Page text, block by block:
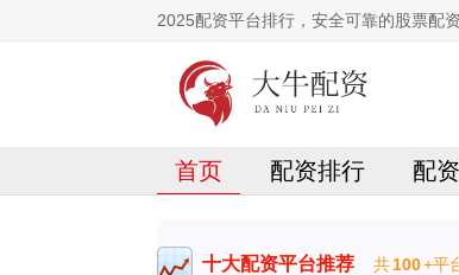
2025配资平台排行，安全可靠的股票配
首页 配资排行 配
十大配资平台推荐 共100+平